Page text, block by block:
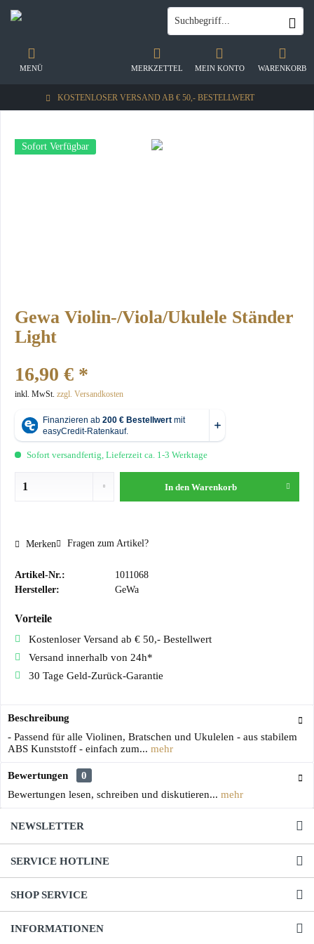
KOSTENLOSER VERSAND AB € 50,- BESTELLWERT
WARENKORB
MERKZETTEL MEIN KONTO
MENÜ
Sofort Verfügbar
Gewa Violin-/Viola/Ukulele Ständer
Light
16,90 € *
inkl. MwSt. zzgl. Versandkosten
Sofort versandfertig, Lieferzeit ca. 1-3 Werktage
In den Warenkorb
Merken Fragen zum Artikel?
Artikel-Nr.:
1011068
Hersteller:
GeWa
Vorteile
Kostenloser Versand ab € 50,- Bestellwert
Versand innerhalb von 24h*
30 Tage Geld-Zurück-Garantie
Beschreibung
- Passend für alle Violinen, Bratschen und Ukulelen - aus stabilem
ABS Kunststoff - einfach zum... mehr
Bewertungen
0
Bewertungen lesen, schreiben und diskutieren... mehr
NEWSLETTER
SERVICE HOTLINE
SHOP SERVICE
INFORMATIONEN